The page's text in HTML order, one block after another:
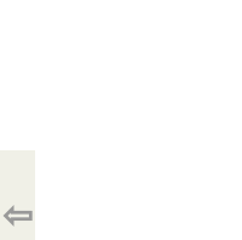
⇦